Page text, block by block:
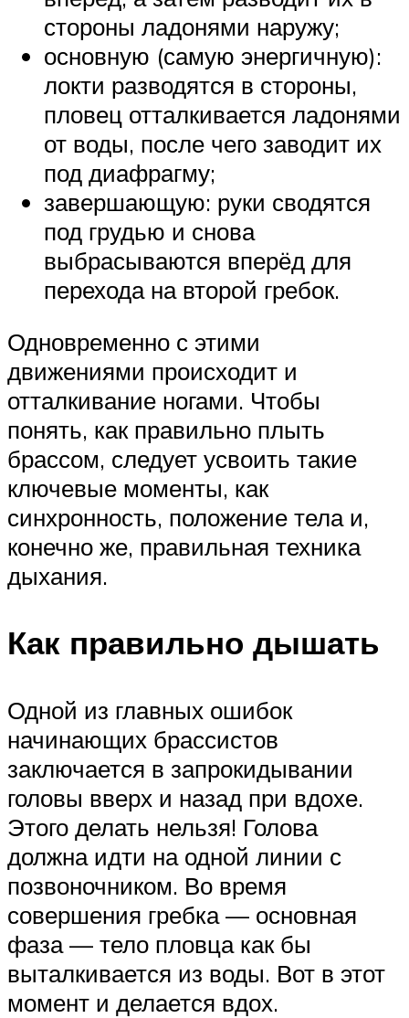
стороны ладонями наружу;
основную (самую энергичную):
локти разводятся в стороны,
пловец отталкивается ладонями
от воды, после чего заводит их
под диафрагму;
завершающую: руки сводятся
под грудью и снова
выбрасываются вперёд для
перехода на второй гребок.
Одновременно с этими
движениями происходит и
отталкивание ногами. Чтобы
понять, как правильно плыть
брассом, следует усвоить такие
ключевые моменты, как
синхронность, положение тела и,
конечно же, правильная техника
дыхания.
Как правильно дышать
Одной из главных ошибок
начинающих брассистов
заключается в запрокидывании
головы вверх и назад при вдохе.
Этого делать нельзя! Голова
должна идти на одной линии с
позвоночником. Во время
совершения гребка — основная
фаза — тело пловца как бы
выталкивается из воды. Вот в этот
момент и делается вдох.